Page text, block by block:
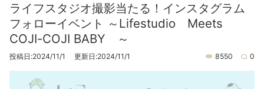
ライフスタジオ撮影当たる！インスタグラム
フォローイベント ～Lifestudio Meets
COJI-COJI BABY ～
投稿日:2024/11/1 更新日:2024/11/1 8550 0